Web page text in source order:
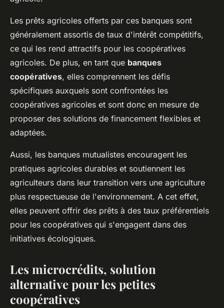
Les prêts agricoles offerts par ces banques sont
généralement assortis de taux d'intérêt compétitifs,
ce qui les rend attractifs pour les coopératives
agricoles. De plus, en tant que banques
coopératives, elles comprennent les défis
spécifiques auxquels sont confrontées les
coopératives agricoles et sont donc en mesure de
proposer des solutions de financement flexibles et
adaptées.
Aussi, les banques mutualistes encouragent les
pratiques agricoles durables et soutiennent les
agriculteurs dans leur transition vers une agriculture
plus respectueuse de l'environnement. A cet effet,
elles peuvent offrir des prêts à des taux préférentiels
pour les coopératives qui s'engagent dans des
initiatives écologiques.
Les microcrédits, solution
alternative pour les petites
coopératives